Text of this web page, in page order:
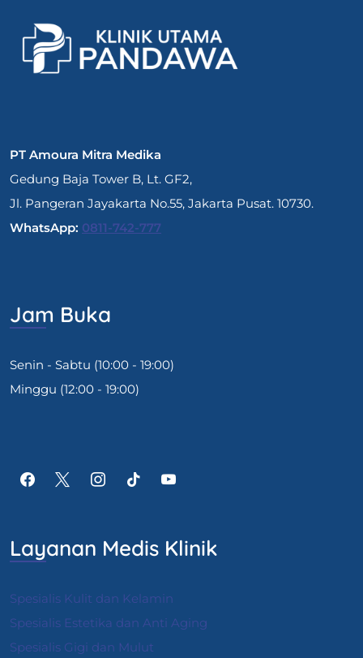
PT Amoura Mitra Medika
Gedung Baja Tower B, Lt. GF2,
Jl. Pangeran Jayakarta No.55, Jakarta Pusat. 10730.
WhatsApp: 0811-742-777
Jam Buka
Senin - Sabtu (10:00 - 19:00)
Minggu (12:00 - 19:00)
Layanan Medis Klinik
Spesialis Kulit dan Kelamin
Spesialis Estetika dan Anti Aging
Spesialis Gigi dan Mulut